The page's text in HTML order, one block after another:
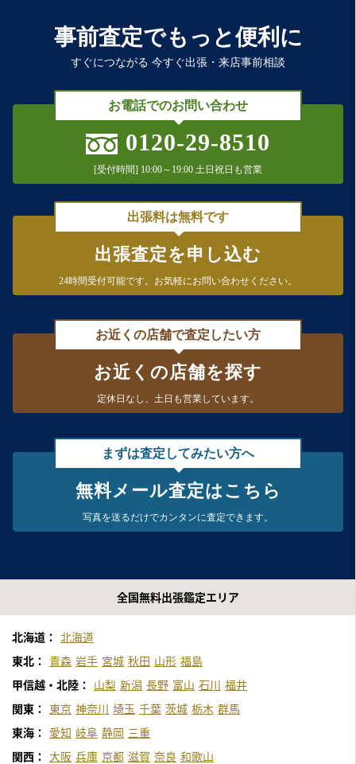
事前査定でもっと便利に
すぐにつながる 今すぐ出張・来店事前相談
お電話でのお問い合わせ
0120-29-8510
[受付時間] 10:00～19:00 土日祝日も営業
出張料は無料です
出張査定を申し込む
24時間受付可能です。 お気軽にお問い合わせください。
お近くの店舗で査定したい方
お近くの店舗を探す
定休日なし、 土日も営業しています。
まずは査定してみたい方へ
無料メール査定はこちら
写真を送るだけでカンタンに査定できます。
全国無料出張鑑定エリア
北海道： 北海道
東北： 青森 岩手 宮城 秋田 山形 福島
甲信越・北陸：
山梨 新潟 長野 富山 石川 福井
関東：
東京 神奈川 埼玉 千葉 茨城 栃木 群馬
東海：
愛知 岐阜 静岡 三重
関西： 大阪 兵庫 京都 滋賀 奈良 和歌山